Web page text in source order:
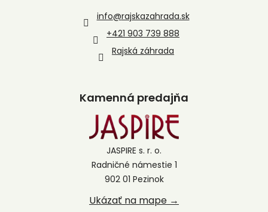
info@rajskazahrada.sk
+421 903 739 888
Rajská záhrada
Kamenná predajňa
JASPIRE s. r. o.
Radničné námestie 1
902 01 Pezinok
Ukázať na mape →